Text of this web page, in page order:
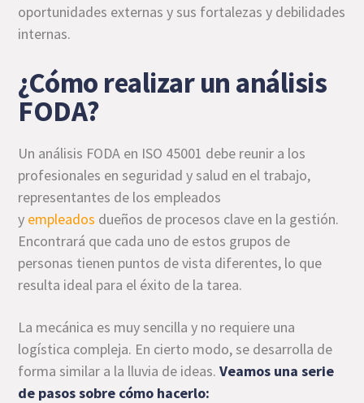
oportunidades externas y sus fortalezas y debilidades
internas.
¿Cómo realizar un análisis
FODA?
Un análisis FODA en ISO 45001 debe reunir a los
profesionales en seguridad y salud en el trabajo,
representantes de los empleados
y empleados dueños de procesos clave en la gestión.
Encontrará que cada uno de estos grupos de
personas tienen puntos de vista diferentes, lo que
resulta ideal para el éxito de la tarea.
La mecánica es muy sencilla y no requiere una
logística compleja. En cierto modo, se desarrolla de
forma similar a la lluvia de ideas.Veamos una serie
de pasos sobre cómo hacerlo: